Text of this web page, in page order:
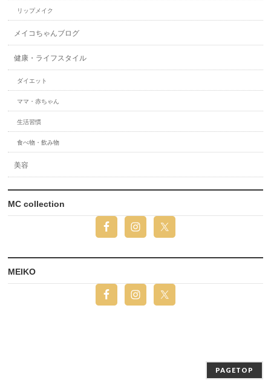
リップメイク
メイコちゃんブログ
健康・ライフスタイル
ダイエット
ママ・赤ちゃん
生活習慣
食べ物・飲み物
美容
MC collection
MEIKO
PAGETOP